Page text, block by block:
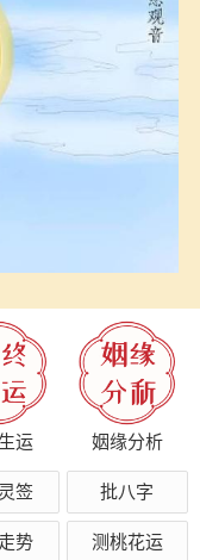
运 姻缘分析
签 批八字
势 测桃花运